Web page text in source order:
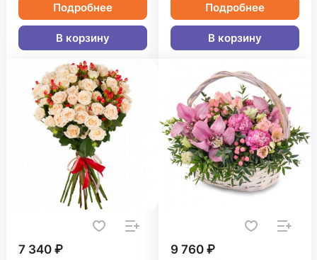
Подробнее
В корзину
Подробнее
В корзину
7 340 ₽ 9 760 ₽